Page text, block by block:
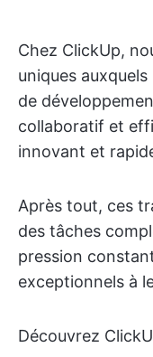
Chez ClickUp,
uniques
de
collaboratif et
innovant et
Après tout, ces
des tâches
pression
exceptionnels à
Découvrez